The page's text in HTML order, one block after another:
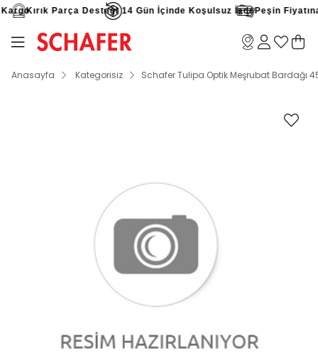
Kırık Parça Desteği 14 Gün İçinde Koşulsuz İadePeşin Fiyatına
Anasayfa Kategorisiz Schafer Tulipa Optik Meşrubat Bardağı